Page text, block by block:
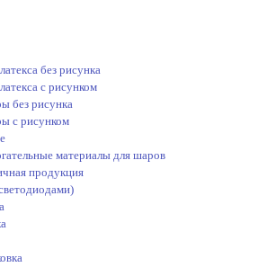
без рисунка
с рисунком
без рисунка
с рисунком
материалы для шаров
продукция